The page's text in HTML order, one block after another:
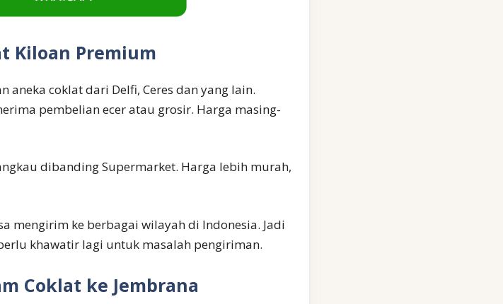
Kiloan Premium
aneka coklat dari Delfi, Ceres dan yang lain.
pembelian ecer atau grosir. Harga masing-
dibanding Supermarket. Harga lebih murah,
mengirim ke berbagai wilayah di Indonesia. Jadi
khawatir lagi untuk masalah pengiriman.
Coklat ke Jembrana